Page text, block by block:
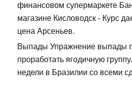
финансовом супермаркете
магазине Кисловодск - Курс
цена Арсеньев.
Выпады Упражнение выпады
проработать ягодичную
недели в Бразилии со всеми